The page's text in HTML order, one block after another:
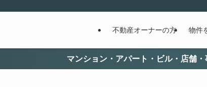
不動産オーナーの方 物件
マンション・アパート・ビル・店舗・事務所等の総合